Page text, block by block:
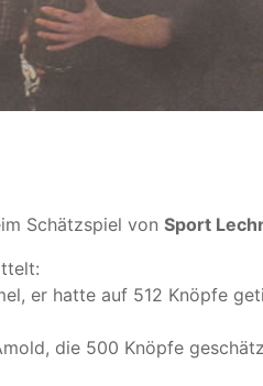
Schätzspiel von Sport
er hatte auf 512 Knöpfe
die 500 Knöpfe